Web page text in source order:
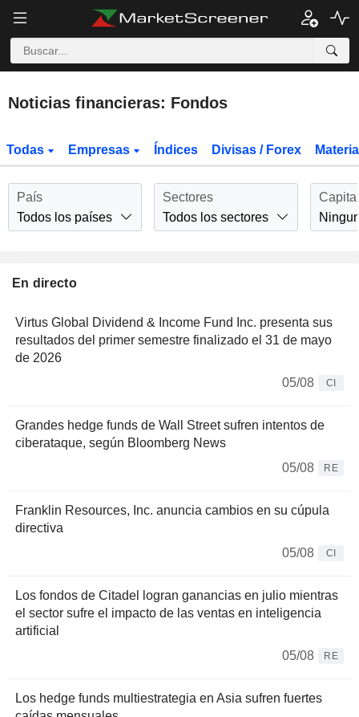
Noticias financieras: Fondos
Todas Empresas Índices Divisas / Forex
País
Todos los países
Sectores
Todos los sectores
En directo
Virtus Global Dividend & Income Fund Inc. presenta sus
resultados del primer semestre finalizado el 31 de mayo
de 2026
05/08
CI
Grandes hedge funds de Wall Street sufren intentos de
ciberataque, según Bloomberg News
05/08
RE
Franklin Resources, Inc. anuncia cambios en su cúpula
directiva
05/08
CI
Los fondos de Citadel logran ganancias en julio mientras
el sector sufre el impacto de las ventas en inteligencia
artificial
05/08
RE
Los hedge funds multiestrategia en Asia sufren fuertes